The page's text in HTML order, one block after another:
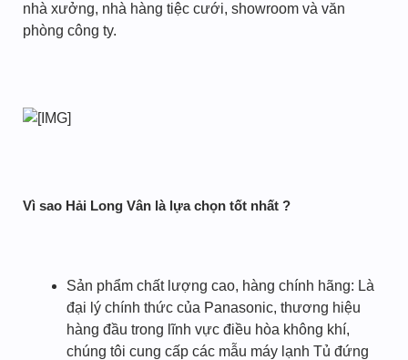
nhà xưởng, nhà hàng tiệc cưới, showroom và văn
phòng công ty.
Vì sao Hải Long Vân là lựa chọn tốt nhất ?
Sản phẩm chất lượng cao, hàng chính hãng: Là
đại lý chính thức của Panasonic, thương hiệu
hàng đầu trong lĩnh vực điều hòa không khí,
chúng tôi cung cấp các mẫu máy lạnh Tủ đứng